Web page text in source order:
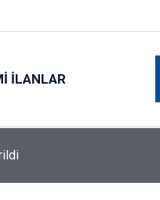
İLANLAR
Kritik Uyarılar